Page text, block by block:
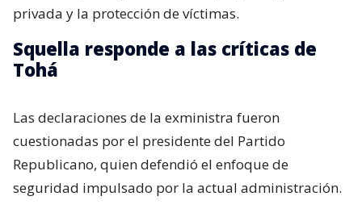
privada y la protección de víctimas.
Squella responde a las críticas de
Tohá
Las declaraciones de la exministra fueron
cuestionadas por el presidente del Partido
Republicano, quien defendió el enfoque de
seguridad impulsado por la actual administración.